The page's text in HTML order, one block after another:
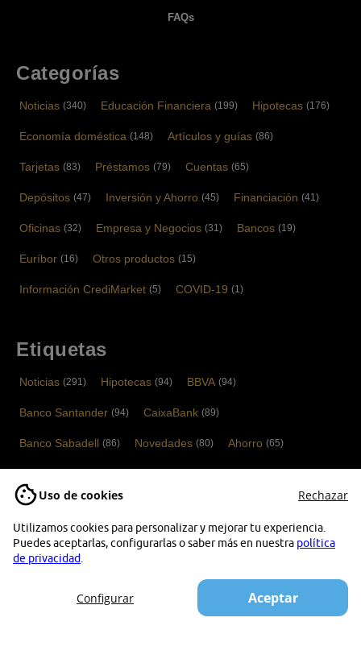
Uso de cookies Rechazar
Utilizamos cookies para personalizar y mejorar tu experiencia.
Puedes aceptarlas, configurarlas o saber más en nuestra política
de privacidad
Aceptar
Configurar
FAQs
Categorías
Noticias (340) Educación Financiera (199) Hipotecas (176)
Economía doméstica (148) Artículos y guías (86)
Tarjetas (83) Préstamos (79) Cuentas (65)
Depósitos (47) Inversión y Ahorro (45) Financiación (41)
Oficinas (32) Empresa y Negocios (31) Bancos (19)
Euríbor (16) Otros productos (15)
Información CrediMarket (5) COVID-19 (1)
Etiquetas
Noticias (291) Hipotecas (94) BBVA (94)
Banco Santander (94) CaixaBank (89)
Banco Sabadell (86) Novedades (80) Ahorro (65)
Cuentas bancarias Bankinter Tarjetas
ING Financiación (33)
Noticias Tarjetas (33) Banco Mediolanum (33) Abanca (31)
Hipotecas variables
(25)